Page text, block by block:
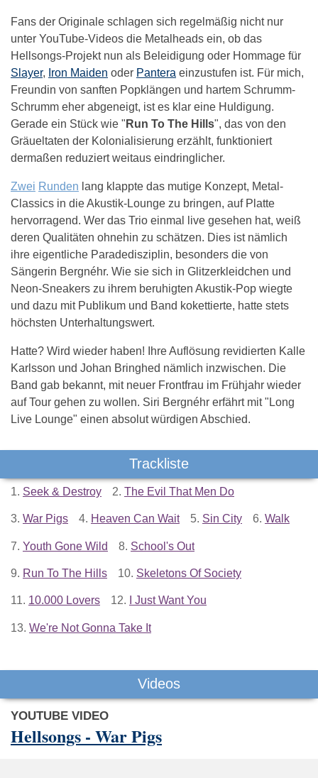
Fans der Originale schlagen sich regelmäßig nicht nur
unter YouTube-Videos die Metalheads ein, ob das
Hellsongs-Projekt nun als Beleidigung oder Hommage für
Slayer, Iron Maiden oder Pantera einzustufen ist. Für mich,
Freundin von sanften Popklängen und hartem Schrumm-
Schrumm eher abgeneigt, ist es klar eine Huldigung.
Gerade ein Stück wie " Run To The Hills", das von den
Gräueltaten der Kolonialisierung erzählt, funktioniert
dermaßen reduziert weitaus eindringlicher.
Zwei Runden lang klappte das mutige Konzept, Metal-
Classics in die Akustik-Lounge zu bringen, auf Platte
hervorragend. Wer das Trio einmal live gesehen hat, weiß
deren Qualitäten ohnehin zu schätzen. Dies ist nämlich
ihre eigentliche Paradedisziplin, besonders die von
Sängerin Bergnéhr. Wie sie sich in Glitzerkleidchen und
Neon-Sneakers zu ihrem beruhigten Akustik-Pop wiegte
und dazu mit Publikum und Band kokettierte, hatte stets
höchsten Unterhaltungswert.
Hatte? Wird wieder haben! Ihre Auflösung revidierten Kalle
Karlsson und Johan Bringhed nämlich inzwischen. Die
Band gab bekannt, mit neuer Frontfrau im Frühjahr wieder
auf Tour gehen zu wollen. Siri Bergnéhr erfährt mit "Long
Live Lounge" einen absolut würdigen Abschied.
Trackliste
1. Seek & Destroy 2. The Evil That Men Do
3. War Pigs 4. Heaven Can Wait 5. Sin City 6. Walk
7. Youth Gone Wild 8. School's Out
9. Run To The Hills 10. Skeletons Of Society
11. 10.000 Lovers 12. I Just Want You
13. We're Not Gonna Take It
Videos
YOUTUBE VIDEO
Hellsongs - War Pigs